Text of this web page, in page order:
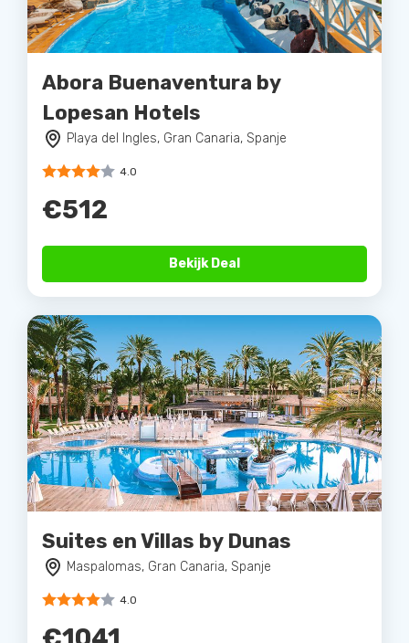
Abora Buenaventura by
Lopesan Hotels
Playa del Ingles, Gran Canaria, Spanje
4.0
€512
Bekijk Deal
Suites en Villas by Dunas
Maspalomas, Gran Canaria, Spanje
4.0